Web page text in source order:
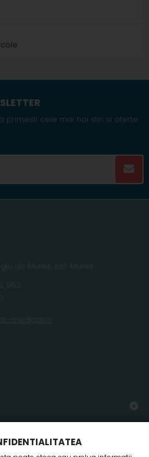
primesti cele mai noi stiri si oferte
de Mureș jud . Mureș
952
medical.ro